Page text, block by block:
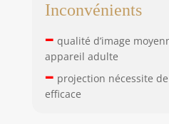
Inconvénients
– qualité d’image
appareil adulte
– projection nécessite
efficace